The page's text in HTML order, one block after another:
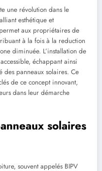
une révolution dans le
esthétique et
aux propriétaires de
à la fois à la reduction
diminuée. L’installation de
échappant ainsi
des panneaux solaires. Ce
de ce concept innovant,
dans leur démarche
solaires
souvent appelés BIPV